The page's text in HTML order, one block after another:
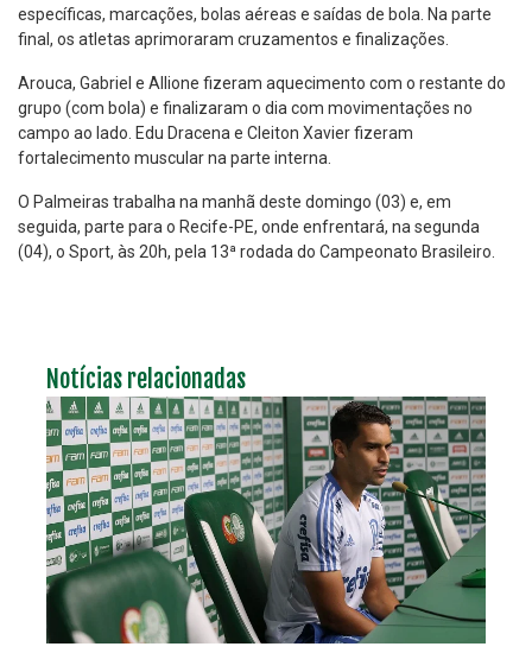
específicas, marcações, bolas aéreas e saídas de bola. Na parte
final, os atletas aprimoraram cruzamentos e finalizações.
Arouca, Gabriel e Allione fizeram aquecimento com o restante do
grupo (com bola) e finalizaram o dia com movimentações no
campo ao lado. Edu Dracena e Cleiton Xavier fizeram
fortalecimento muscular na parte interna.
O Palmeiras trabalha na manhã deste domingo (03) e, em
seguida, parte para o Recife-PE, onde enfrentará, na segunda
(04), o Sport, às 20h, pela 13ª rodada do Campeonato Brasileiro.
Notícias relacionadas